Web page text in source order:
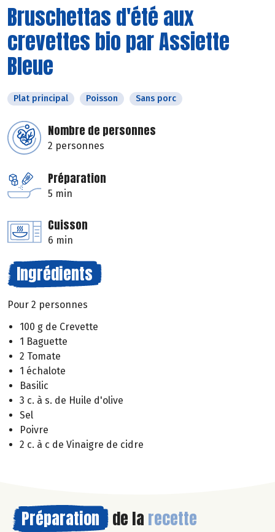
Bruschettas d'été aux
crevettes bio par Assiette
Bleue
Plat principal Poisson Sans porc
Nombre de personnes
2 personnes
Préparation
5 min
Cuisson
6 min
Ingrédients
Pour 2 personnes
100 g de Crevette
1 Baguette
2 Tomate
1 échalote
Basilic
3 c. à s. de Huile d'olive
Sel
Poivre
2 c. à c de Vinaigre de cidre
Préparation de la recette